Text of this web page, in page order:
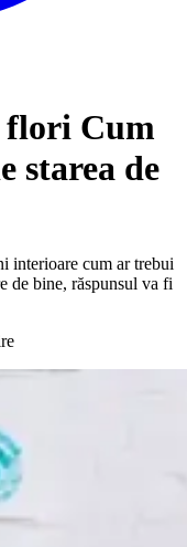
flori Cum
starea de
interioare cum ar trebui
de bine, răspunsul va fi